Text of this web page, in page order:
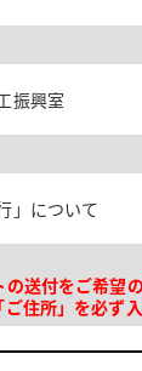
振興室
」について
送付をご希望
ご住所」を必ず